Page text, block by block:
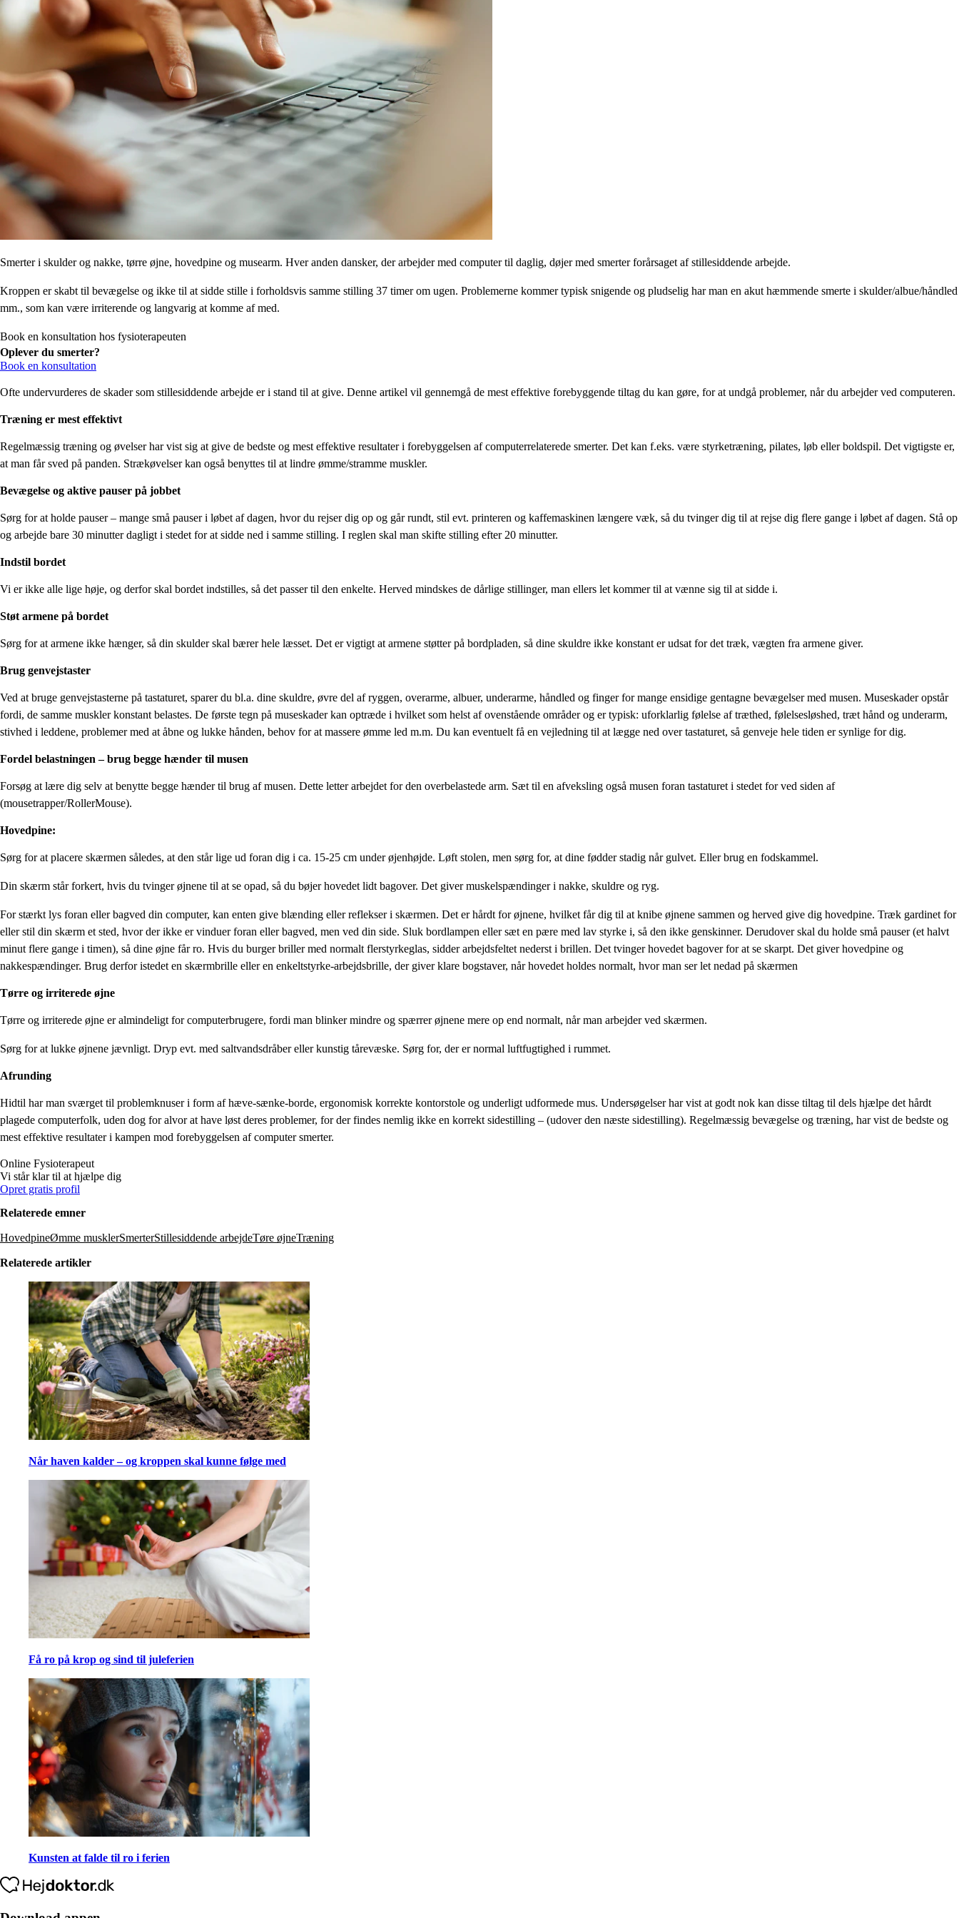
Smerter i skulder og nakke, tørre øjne, hovedpine og musearm. Hver anden dansker, der arbejder med computer til daglig, døjer med smerter forårsaget af stillesiddende arbejde.
Kroppen er skabt til bevægelse og ikke til at sidde stille i forholdsvis samme stilling 37 timer om ugen. Problemerne kommer typisk snigende og pludselig har man en akut hæmmende smerte i skulder/albue/håndled
mm., som kan være irriterende og langvarig at komme af med.
Book en konsultation hos fysioterapeuten
Oplever du smerter?
Book en konsultation
Ofte undervurderes de skader som stillesiddende arbejde er i stand til at give. Denne artikel vil gennemgå de mest effektive forebyggende tiltag du kan gøre, for at undgå problemer, når du arbejder ved computeren.
Træning er mest effektivt
Regelmæssig træning og øvelser har vist sig at give de bedste og mest effektive resultater i forebyggelsen af computerrelaterede smerter. Det kan f.eks. være styrketræning, pilates, løb eller boldspil. Det vigtigste er,
at man får sved på panden. Strækøvelser kan også benyttes til at lindre ømme/stramme muskler.
Bevægelse og aktive pauser på jobbet
Sørg for at holde pauser – mange små pauser i løbet af dagen, hvor du rejser dig op og går rundt, stil evt. printeren og kaffemaskinen længere væk, så du tvinger dig til at rejse dig flere gange i løbet af dagen. Stå op
og arbejde bare 30 minutter dagligt i stedet for at sidde ned i samme stilling. I reglen skal man skifte stilling efter 20 minutter.
Indstil bordet
Vi er ikke alle lige høje, og derfor skal bordet indstilles, så det passer til den enkelte. Herved mindskes de dårlige stillinger, man ellers let kommer til at vænne sig til at sidde i.
Støt armene på bordet
Sørg for at armene ikke hænger, så din skulder skal bærer hele læsset. Det er vigtigt at armene støtter på bordpladen, så dine skuldre ikke konstant er udsat for det træk, vægten fra armene giver.
Brug genvejstaster
Ved at bruge genvejstasterne på tastaturet, sparer du bl.a. dine skuldre, øvre del af ryggen, overarme, albuer, underarme, håndled og finger for mange ensidige gentagne bevægelser med musen. Museskader opstår
fordi, de samme muskler konstant belastes. De første tegn på museskader kan optræde i hvilket som helst af ovenstående områder og er typisk: uforklarlig følelse af træthed, følelsesløshed, træt hånd og underarm,
stivhed i leddene, problemer med at åbne og lukke hånden, behov for at massere ømme led m.m. Du kan eventuelt få en vejledning til at lægge ned over tastaturet, så genveje hele tiden er synlige for dig.
Fordel belastningen – brug begge hænder til musen
Forsøg at lære dig selv at benytte begge hænder til brug af musen. Dette letter arbejdet for den overbelastede arm. Sæt til en afveksling også musen foran tastaturet i stedet for ved siden af
(mousetrapper/RollerMouse).
Hovedpine:
Sørg for at placere skærmen således, at den står lige ud foran dig i ca. 15-25 cm under øjenhøjde. Løft stolen, men sørg for, at dine fødder stadig når gulvet. Eller brug en fodskammel.
Din skærm står forkert, hvis du tvinger øjnene til at se opad, så du bøjer hovedet lidt bagover. Det giver muskelspændinger i nakke, skuldre og ryg.
For stærkt lys foran eller bagved din computer, kan enten give blænding eller reflekser i skærmen. Det er hårdt for øjnene, hvilket får dig til at knibe øjnene sammen og herved give dig hovedpine. Træk gardinet for
eller stil din skærm et sted, hvor der ikke er vinduer foran eller bagved, men ved din side. Sluk bordlampen eller sæt en pære med lav styrke i, så den ikke genskinner. Derudover skal du holde små pauser (et halvt
minut flere gange i timen), så dine øjne får ro. Hvis du burger briller med normalt flerstyrkeglas, sidder arbejdsfeltet nederst i brillen. Det tvinger hovedet bagover for at se skarpt. Det giver hovedpine og
nakkespændinger. Brug derfor istedet en skærmbrille eller en enkeltstyrke-arbejdsbrille, der giver klare bogstaver, når hovedet holdes normalt, hvor man ser let nedad på skærmen
Tørre og irriterede øjne
Tørre og irriterede øjne er almindeligt for computerbrugere, fordi man blinker mindre og spærrer øjnene mere op end normalt, når man arbejder ved skærmen.
Sørg for at lukke øjnene jævnligt. Dryp evt. med saltvandsdråber eller kunstig tårevæske. Sørg for, der er normal luftfugtighed i rummet.
Afrunding
Hidtil har man sværget til problemknuser i form af hæve-sænke-borde, ergonomisk korrekte kontorstole og underligt udformede mus. Undersøgelser har vist at godt nok kan disse tiltag til dels hjælpe det hårdt
plagede computerfolk, uden dog for alvor at have løst deres problemer, for der findes nemlig ikke en korrekt sidestilling – (udover den næste sidestilling). Regelmæssig ​bevægelse og træning, har vist de bedste og
mest effektive resultater i kampen mod forebyggelsen af computer smerter.
Online Fysioterapeut
Vi står klar til at hjælpe dig
Opret gratis profil
Relaterede emner
HovedpineØmme musklerSmerterStillesiddende arbejdeTøre øjneTræning
Relaterede artikler
Når haven kalder – og kroppen skal kunne følge med
Få ro på krop og sind til juleferien
Kunsten at falde til ro i ferien